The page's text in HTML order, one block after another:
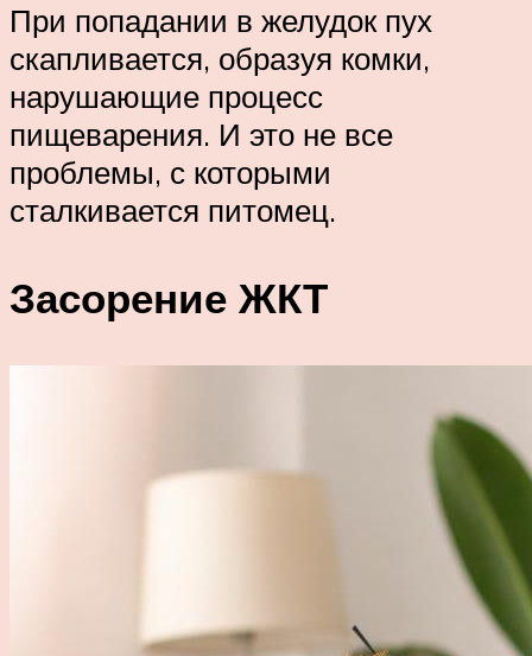
При попадании в желудок пух
скапливается, образуя комки,
нарушающие процесс
пищеварения. И это не все
проблемы, с которыми
сталкивается питомец.
Засорение ЖКТ